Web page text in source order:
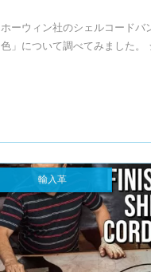
ホーウィン社のシェルコード
色」について調べてみました。
輸入革